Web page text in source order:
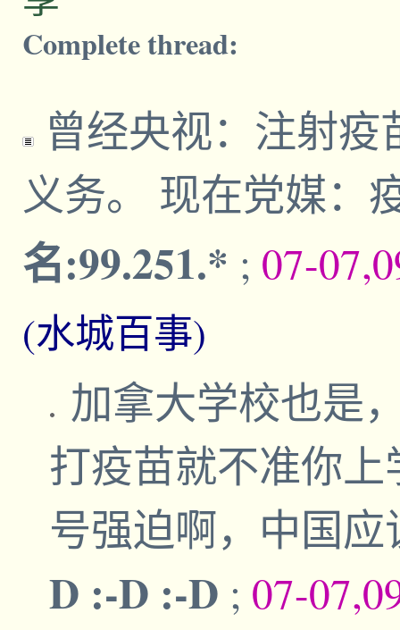
Complete thread:
曾经央视：注射
义务。 现在党媒：
名:99.251.* ; 07-
(水城百事)
加拿大学校也是
打疫苗就不准你
号强迫啊，中国
D :-D :-D ; 07-